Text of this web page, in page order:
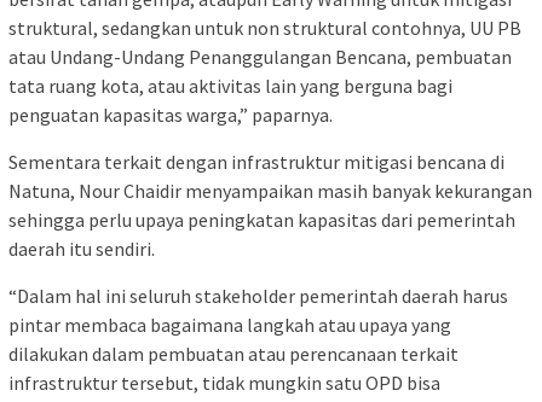
struktural, sedangkan untuk non struktural contohnya, UU PB
atau Undang-Undang Penanggulangan Bencana, pembuatan
tata ruang kota, atau aktivitas lain yang berguna bagi
penguatan kapasitas warga,” paparnya.
Sementara terkait dengan infrastruktur mitigasi bencana di
Natuna, Nour Chaidir menyampaikan masih banyak kekurangan
sehingga perlu upaya peningkatan kapasitas dari pemerintah
daerah itu sendiri.
“Dalam hal ini seluruh stakeholder pemerintah daerah harus
pintar membaca bagaimana langkah atau upaya yang
dilakukan dalam pembuatan atau perencanaan terkait
infrastruktur tersebut, tidak mungkin satu OPD bisa